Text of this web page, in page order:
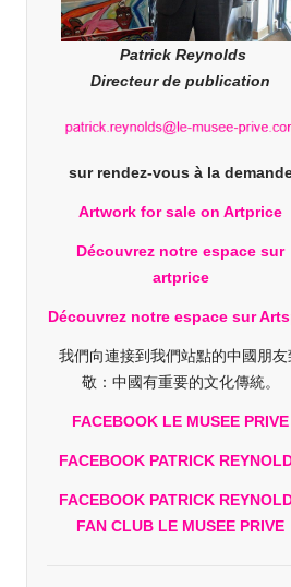
Patrick Reynolds
Directeur de publication
sur rendez-vous à la
Artwork for sale on Artprice
Découvrez notre espace sur
artprice
Découvrez notre espace sur
我們向連接到我們站點的中國朋友
敬：中國有重要的文化傳統。
FACEBOOK LE MUSEE PRIVE
FACEBOOK PATRICK
FACEBOOK PATRICK
FAN CLUB LE MUSEE PRIVE